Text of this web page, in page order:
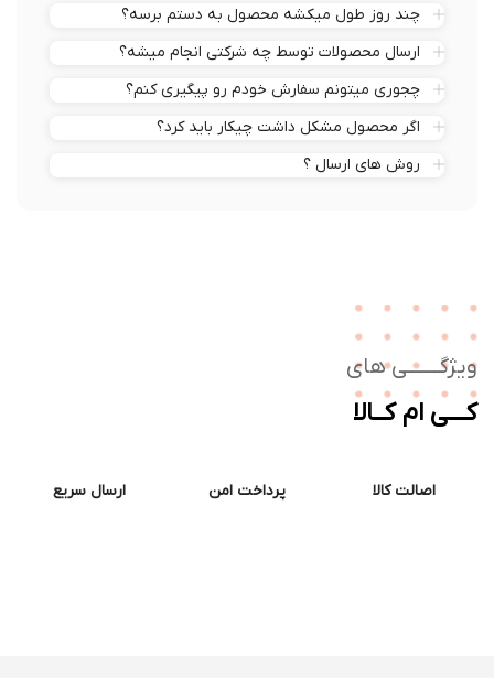
چند روز طول میکشه محصول به دستم برسه؟
ارسال محصولات توسط چه شرکتی انجام میشه؟
چجوری میتونم سفارش خودم رو پیگیری کنم؟
اگر محصول مشکل داشت چیکار باید کرد؟
روش های ارسال ؟
های
ام کــالا
اصالت کالا پرداخت امن ارسال سریع